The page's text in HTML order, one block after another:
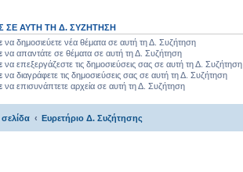
ΣΕ ΑΥΤΉ ΤΗ Δ. ΣΥΖΉΤΗΣΗ
να δημοσιεύετε νέα θέματα σε αυτή τη Δ. Συζήτηση
να απαντάτε σε θέματα σε αυτή τη Δ. Συζήτηση
να επεξεργάζεστε τις δημοσιεύσεις σας σε αυτή τη Δ. Συζήτηση
να διαγράφετε τις δημοσιεύσεις σας σε αυτή τη Δ. Συζήτηση
να επισυνάπτετε αρχεία σε αυτή τη Δ. Συζήτηση
Ευρετήριο Δ. Συζήτησης